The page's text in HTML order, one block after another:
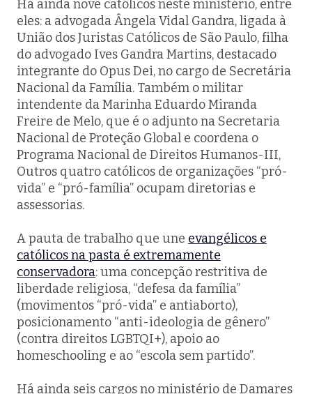
Há ainda nove católicos neste ministério, entre
eles: a advogada Ângela Vidal Gandra, ligada à
União dos Juristas Católicos de São Paulo, filha
do advogado Ives Gandra Martins, destacado
integrante do Opus Dei, no cargo de Secretária
Nacional da Família. Também o militar
intendente da Marinha Eduardo Miranda
Freire de Melo, que é o adjunto na Secretaria
Nacional de Proteção Global e coordena o
Programa Nacional de Direitos Humanos-III,
Outros quatro católicos de organizações “pró-
vida” e “pró-família” ocupam diretorias e
assessorias.
A pauta de trabalho que une evangélicos e
católicos na pasta é extremamente
conservadora: uma concepção restritiva de
liberdade religiosa, “defesa da família”
(movimentos “pró-vida” e antiaborto),
posicionamento “anti-ideologia de gênero”
(contra direitos LGBTQI+), apoio ao
homeschooling e ao “escola sem partido”.
Há ainda seis cargos no ministério de Damares